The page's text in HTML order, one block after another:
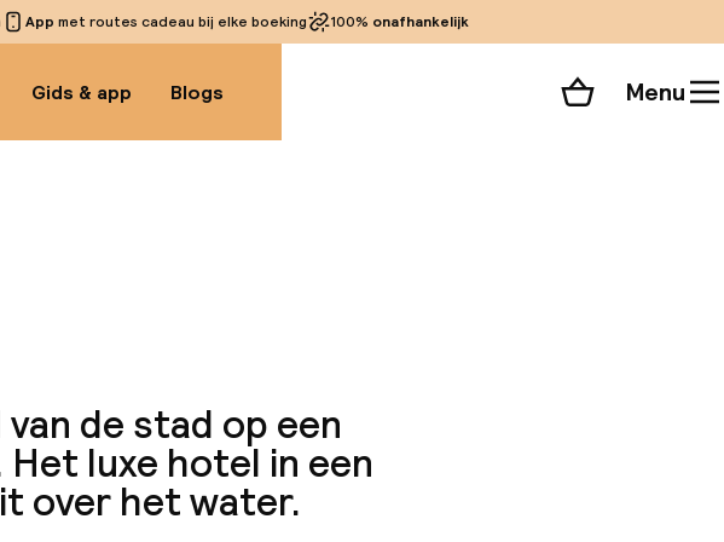
App met routes cadeau bij elke boeking 100% onafhankelijk
Gids & app Blogs Winkelmand
Menu
de stad op een
luxe hotel in een
over het water.